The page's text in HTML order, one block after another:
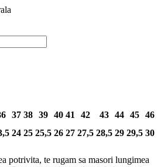
37 38 39 40 41 42 43 44 45 46
24 25 25,5 26 27 27,5 28,5 29 29,5 30
potrivita, te rugam sa masori lungimea